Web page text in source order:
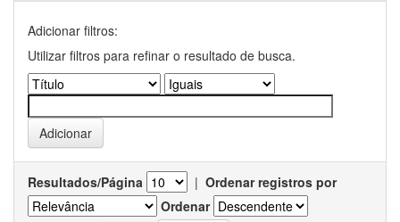
Adicionar filtros:
Utilizar filtros para refinar o resultado de busca.
Resultados/Página | Ordenar registros por
Ordenar